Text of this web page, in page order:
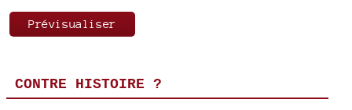
CONTRE HISTOIRE ?